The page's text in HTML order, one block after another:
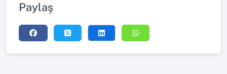
Paylaş